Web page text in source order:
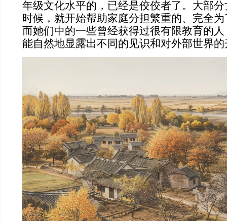
年级文化水平的，已经是佼佼者了。大部
时候，就开始帮助家庭分担繁重的、完全
而她们中的一些曾经获得过很有限教育的
能自然地显露出不同的见识和对外部世界